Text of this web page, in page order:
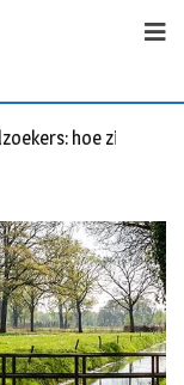
hoe zit dat?